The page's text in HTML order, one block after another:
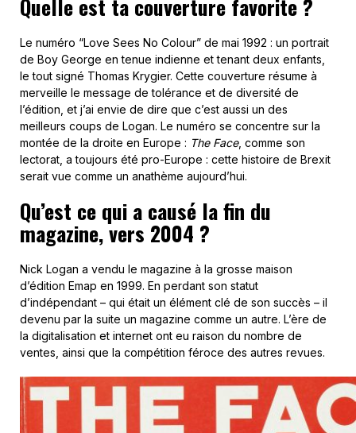
Nick Logan a vendu le magazine à la grosse maison
d’édition Emap en 1999. En perdant son statut
d’indépendant – qui était un élément clé de son succès – il
devenu par la suite un magazine comme un autre. L’ère de
la digitalisation et internet ont eu raison du nombre de
ventes, ainsi que la compétition féroce des autres revues.